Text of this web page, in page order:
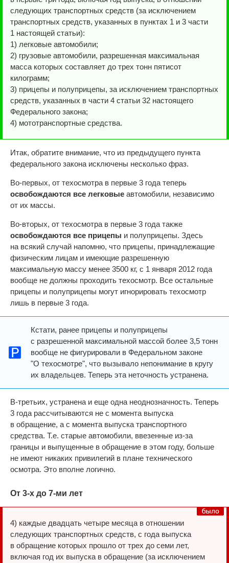
следующих транспортных средств (за исключением
транспортных средств, указанных в пунктах 1 и 3 части
1 настоящей статьи):
1) легковые автомобили;
2) грузовые автомобили, разрешенная максимальная
масса которых составляет до трех тонн пятисот
килограмм;
3) прицепы и полуприцепы, за исключением транспортных
средств, указанных в части 4 статьи 32 настоящего
Федерального закона;
4) мототранспортные средства.
Итак, обратите внимание, что из предыдущего пункта
федерального закона исключены несколько фраз.
Во-первых, от техосмотра в первые 3 года теперь
освобождаются все легковые автомобили, независимо
от их массы.
Во-вторых, от техосмотра в первые 3 года также
освобождаются все прицепы и полуприцепы. Здесь
на всякий случай напомню, что прицепы, принадлежащие
физическим лицам и имеющие разрешенную
максимальную массу менее 3500 кг, с 1 января 2012 года
вообще не должны проходить техосмотр. Все остальные
прицепы и полуприцепы могут игнорировать техосмотр
лишь в первые 3 года.
Кстати, ранее прицепы и полуприцепы
с разрешенной максимальной массой более 3,5 тонн
вообще не фигурировали в Федеральном законе
"О техосмотре", что вызывало непонимание в кругу
их владельцев. Теперь эта неточность устранена.
В-третьих, устранена и еще одна неоднозначность. Теперь
3 года рассчитываются не с момента выпуска
в обращение, а с момента выпуска транспортного
средства. Т.е. старые автомобили, ввезенные из-за
границы и выпущенные в обращение в этом году, больше
не имеют никаких привилегий в плане технического
осмотра. Это вполне логично.
От 3-х до 7-ми лет
4) каждые двадцать четыре месяца в отношении
следующих транспортных средств, с года выпуска
в обращение которых прошло от трех до семи лет,
включая год их выпуска в обращение (за исключением